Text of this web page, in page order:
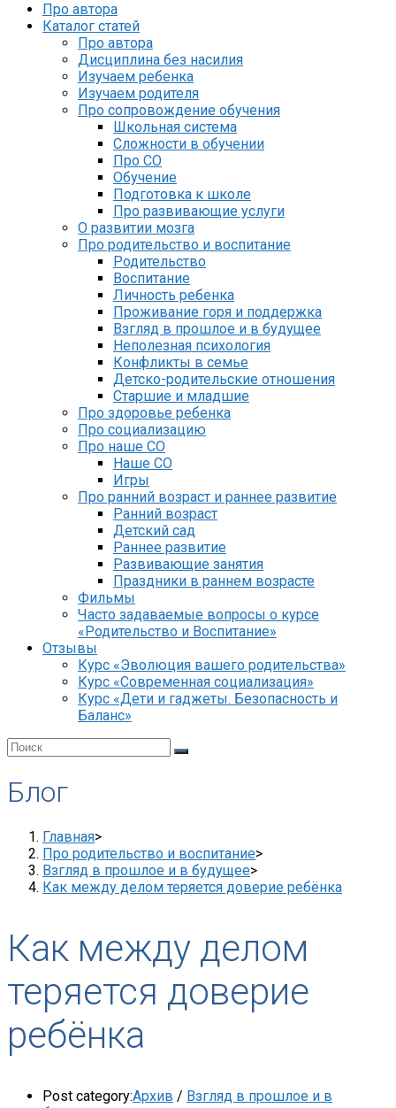
Про автора
Каталог статей
Про автора
Дисциплина без насилия
Изучаем ребенка
Изучаем родителя
Про сопровождение обучения
Школьная система
Сложности в обучении
Про СО
Обучение
Подготовка к школе
Про развивающие услуги
О развитии мозга
Про родительство и воспитание
Родительство
Воспитание
Личность ребенка
Проживание горя и поддержка
Взгляд в прошлое и в будущее
Неполезная психология
Конфликты в семье
Детско-родительские отношения
Старшие и младшие
Про здоровье ребенка
Про социализацию
Про наше СО
Наше СО
Игры
Про ранний возраст и раннее развитие
Ранний возраст
Детский сад
Раннее развитие
Развивающие занятия
Праздники в раннем возрасте
Фильмы
Часто задаваемые вопросы о курсе
«Родительство и Воспитание»
Отзывы
Курс «Эволюция вашего родительства»
Курс «Современная социализация»
Курс «Дети и гаджеты. Безопасность и
Баланс»
Блог
Главная>
Про родительство и воспитание>
Взгляд в прошлое и в будущее>
Как между делом теряется доверие ребёнка
Как между делом
теряется доверие
ребёнка
Post category:Архив / Взгляд в прошлое и в